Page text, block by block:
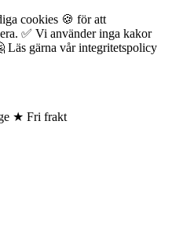
cookies 🍪 för att
✅ Vi använder inga kakor
Läs gärna vår integritetspolicy
★ Fri frakt